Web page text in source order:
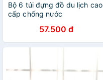
Bộ 6 túi đựng đồ du lịch cao
cấp chống nước
57.500 đ